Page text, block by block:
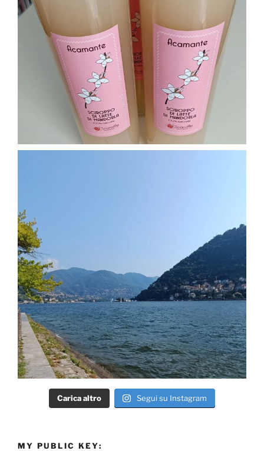
Carica altro Segui su Instagram
MY PUBLIC KEY: